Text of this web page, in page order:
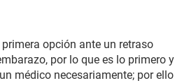
opción ante un retraso
por lo que es lo primero y
médico necesariamente; por ello